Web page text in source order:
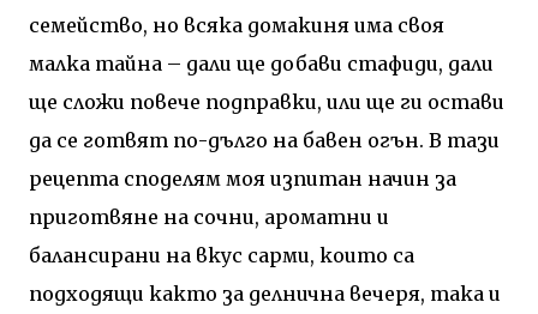
семейство, но всяка домакиня има своя
малка тайна – дали ще добави стафиди, дали
ще сложи повече подправки, или ще ги остави
да се готвят по-дълго на бавен огън. В тази
рецепта споделям моя изпитан начин за
приготвяне на сочни, ароматни и
балансирани на вкус сарми, които са
подходящи както за делнична вечеря, така и